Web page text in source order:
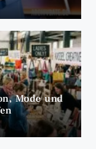
Mode und